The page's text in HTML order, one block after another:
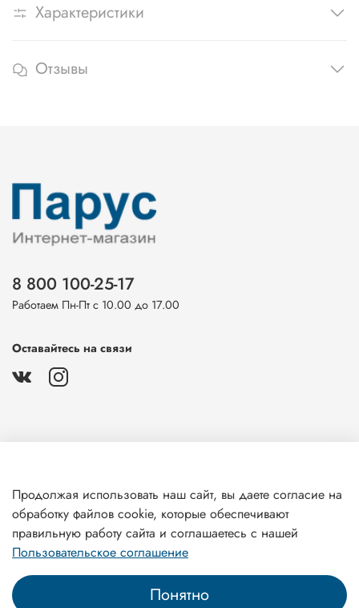
Характеристики
Отзывы
Клиентам
8 800 100-25-17
Работаем Пн-Пт с 10.00 до 17.00
Оставайтесь на связи
Продолжая использовать наш сайт, вы даете согласие на
обработку файлов cookie, которые обеспечивают
правильную работу сайта и соглашаетесь с нашей
Пользовательское соглашение
Понятно